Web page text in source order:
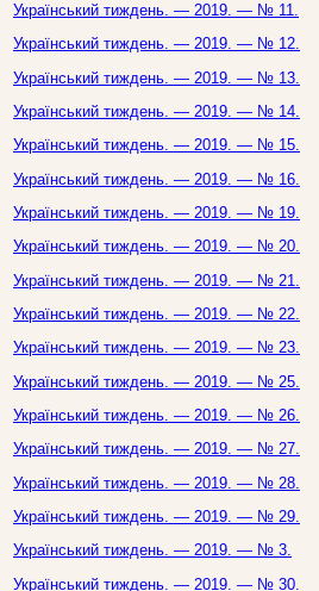
Український тиждень. — 2019. — № 11.
Український тиждень. — 2019. — № 12.
Український тиждень. — 2019. — № 13.
Український тиждень. — 2019. — № 14.
Український тиждень. — 2019. — № 15.
Український тиждень. — 2019. — № 16.
Український тиждень. — 2019. — № 19.
Український тиждень. — 2019. — № 20.
Український тиждень. — 2019. — № 21.
Український тиждень. — 2019. — № 22.
Український тиждень. — 2019. — № 23.
Український тиждень. — 2019. — № 25.
Український тиждень. — 2019. — № 26.
Український тиждень. — 2019. — № 27.
Український тиждень. — 2019. — № 28.
Український тиждень. — 2019. — № 29.
Український тиждень. — 2019. — № 3.
Український тиждень. — 2019. — № 30.